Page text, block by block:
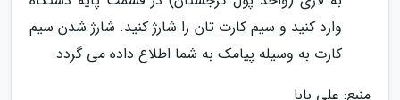
وارد کنید و سیم کارت تان را شارژ کنید. شارژ شدن سیم
کارت به وسیله پیامک به شما اطلاع داده می گردد.
منبع: علی بابا